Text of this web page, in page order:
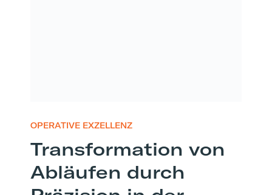
OPERATIVE EXZELLENZ
Transformation von
Abläufen durch